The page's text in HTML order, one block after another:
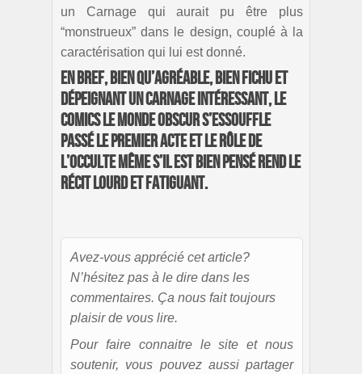
un Carnage qui aurait pu être plus
“monstrueux” dans le design, couplé à la
caractérisation qui lui est donné.
En bref, bien qu’agréable, bien fichu et
dépeignant un Carnage intéressant, le
comics Le Monde Obscur s’essouffle
passé le premier acte et le rôle de
l’occulte même s’il est bien pensé rend le
récit lourd et fatiguant.
Avez-vous apprécié cet article?
N’hésitez pas à le dire dans les
commentaires. Ça nous fait toujours
plaisir de vous lire.
Pour faire connaitre le site et nous
soutenir, vous pouvez aussi partager